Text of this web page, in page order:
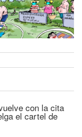
con la cita
el cartel de